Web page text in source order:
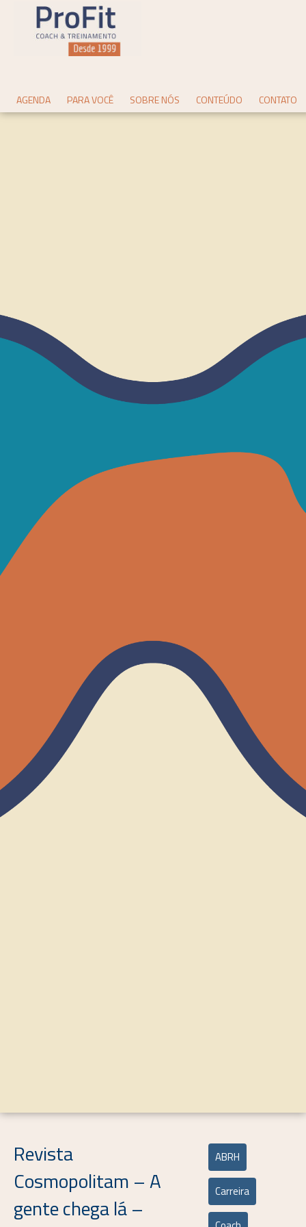
AGENDA PARA VOCÊ SOBRE NÓS CONTEÚDO CONTATO
Revista
Cosmopolitam – A
gente chega lá –
ABRH
Carreira